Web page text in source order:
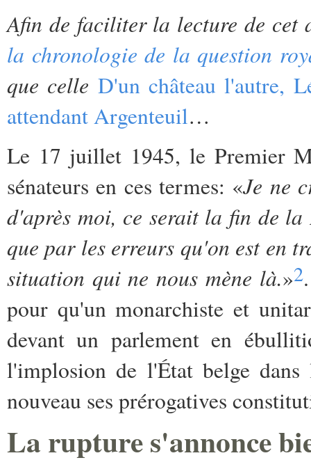
Afin de faciliter la lecture de cet
la chronologie de la question
que celle D'un château l'autre,
attendant Argenteuil…
Le 17 juillet 1945, le Premier
sénateurs en ces termes: «Je ne
d'après moi, ce serait la fin de
que par les erreurs qu'on est en
situation qui ne nous mène là.»2
pour qu'un monarchiste et
devant un parlement en
l'implosion de l'État belge
nouveau ses prérogatives
La rupture s'annonce